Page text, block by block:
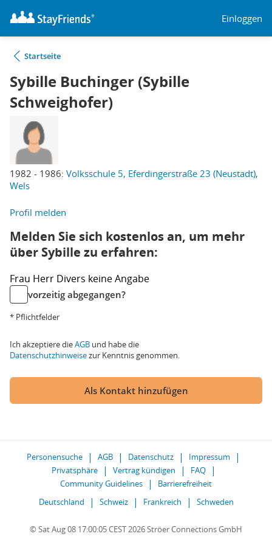
Einloggen
Startseite
Sybille Buchinger (Sybille
Schweighofer)
1982 - 1986: Volksschule 5, Eferdingerstraße 23 (Neustadt),
Wels
Profil melden
Melden Sie sich kostenlos an, um mehr
über Sybille zu erfahren:
Frau Herr Divers keine Angabe
vorzeitig abgegangen?
* Pflichtfelder
Ich akzeptiere dieAGB und habe die
Datenschutzhinweisezur Kenntnis genommen.
Als Kontakt hinzufügen
Personensuche AGB Datenschutz
Impressum
Privatsphäre
Vertrag kündigen
FAQ
Community Guidelines
Barrierefreiheit
Deutschland
Schweiz Frankreich Schweden
© Sat Aug 08 17:00:05 CEST 2026 Ströer Connections GmbH